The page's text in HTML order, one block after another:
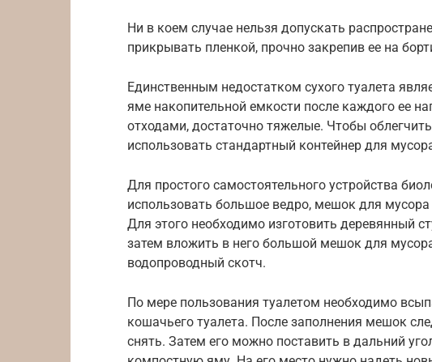
Ни в коем случае нельзя допускать
прикрывать пленкой, прочно закрепив ее на
Единственным недостатком сухого туалета
яме накопительной емкости после каждого ее
отходами, достаточно тяжелые. Чтобы
использовать стандартный контейнер для
Для простого самостоятельного устройства
использовать большое ведро, мешок для
Для этого необходимо изготовить деревянный
затем вложить в него большой мешок для
водопроводный скотч.
По мере пользования туалетом необходимо
кошачьего туалета. После заполнения мешок
снять. Затем его можно поставить в дальний